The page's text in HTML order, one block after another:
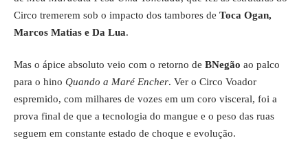
Circo tremerem sob o impacto dos tambores de Toca Ogan,
Marcos Matias e Da Lua.
Mas o ápice absoluto veio com o retorno de BNegão ao palco
para o hino Quando a Maré Encher. Ver o Circo Voador
espremido, com milhares de vozes em um coro visceral, foi a
prova final de que a tecnologia do mangue e o peso das ruas
seguem em constante estado de choque e evolução.